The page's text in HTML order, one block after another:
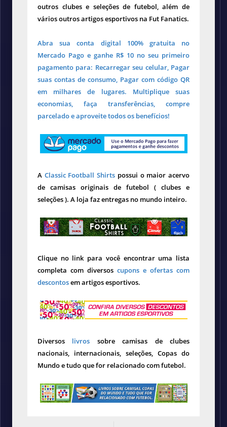
outros clubes e seleções de futebol, além de
vários outros artigos esportivos na Fut Fanatics.
Abra sua conta digital 100% gratuita no
Mercado Pago e ganhe R$ 10 no seu primeiro
pagamento para: Recarregar seu celular, Pagar
suas contas de consumo, Pagar com código QR
em milhares de lugares. Multiplique suas
economias, faça transferências, compre
parcelado e aproveite todos os benefícios!
A Classic Football Shirts possui o maior acervo
de camisas originais de futebol ( clubes e
seleções ). A loja faz entregas no mundo inteiro.
Clique no link para você encontrar uma lista
completa com diversos cupons e ofertas com
descontosem artigos esportivos.
Diversos livros sobre camisas de clubes
nacionais, internacionais, seleções, Copas do
Mundo e tudo que for relacionado com futebol.